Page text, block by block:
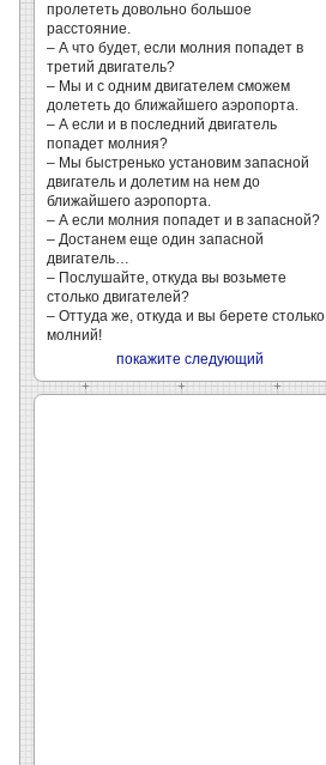
пролететь довольно большое
расстояние.
– А что будет, если молния попадет в
третий двигатель?
– Мы и с одним двигателем сможем
долететь до ближайшего аэропорта.
– А если и в последний двигатель
попадет молния?
– Мы быстренько установим запасной
двигатель и долетим на нем до
ближайшего аэропорта.
– А если молния попадет и в запасной?
– Достанем еще один запасной
двигатель…
– Послушайте, откуда вы возьмете
столько двигателей?
– Оттуда же, откуда и вы берете столько
молний!
покажите следующий